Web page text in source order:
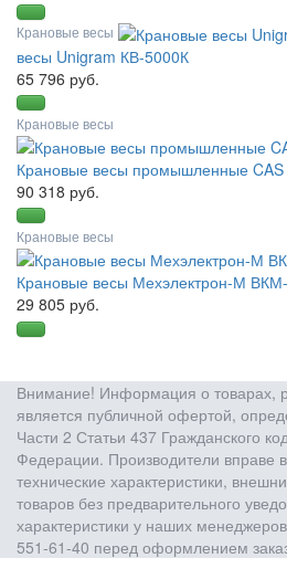
Крановые весы
весы Unigram КВ-5000К
65 796 руб.
Крановые весы
Крановые весы промышленные CAS
90 318 руб.
Крановые весы
Крановые весы Мехэлектрон-М
29 805 руб.
Внимание! Информация о товарах,
является публичной офертой,
Части 2 Статьи 437 Гражданского
Федерации. Производители вправе
технические характеристики,
товаров без предварительного
характеристики у наших
551-61-40 перед оформлением